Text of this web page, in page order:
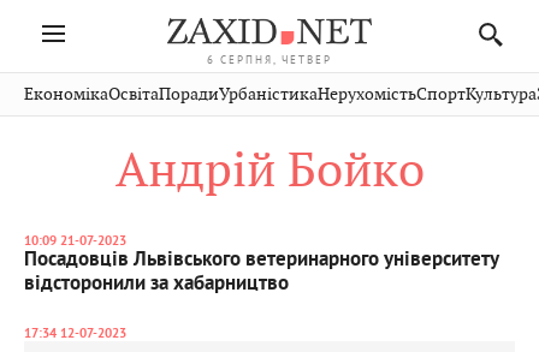
6 СЕРПНЯ, ЧЕТВЕР
Івано-
Франківськ
Волинь
Рівне
Чернівці
Стрий
Хмельницький
Публікації
Авто СловкоКультура
Кіно Дім СпортКраєзнавство
ЕкономікаОсвітаПорадиУрбаністикаНерухомістьСпортКультура
Андрій Бойко
10:09 21-07-2023
Посадовців Львівського ветеринарного університету
відсторонили за хабарництво
17:34 12-07-2023